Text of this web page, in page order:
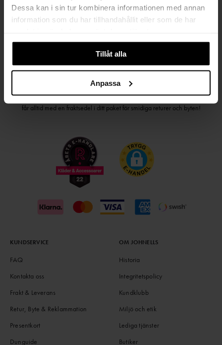
Dessa kan i sin tur kombinera informationen med annan
information som du har tillhandahållit eller som de har
Tillåt alla
Anpassa
Kvinna Man
Välj det betalsätt som passar dig med Klarna. Vi på Johnells erbjuder flera
bekväma fraktalternativ; utlämningsställe, hemleverans och paketskåp. Du
får alltid med en fraktsedel i ditt paket för smidiga returer och byten!
KUNDSERVICE
FAQ
Kontakta oss
Frakt & Leverans
Retur, Byte & Reklammation
Presentkort
Dunguide
OM JOHNELLS
Historia
Integritetspolicy
Kundklubb
Miljö och etik
Lediga tjänster
Butiker